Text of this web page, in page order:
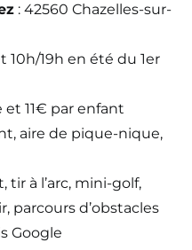
: 42560 Chazelles-sur-
10h/19h en été du 1er
et 11€ par enfant
aire de pique-nique,
tir à l’arc, mini-golf,
parcours d’obstacles
Google